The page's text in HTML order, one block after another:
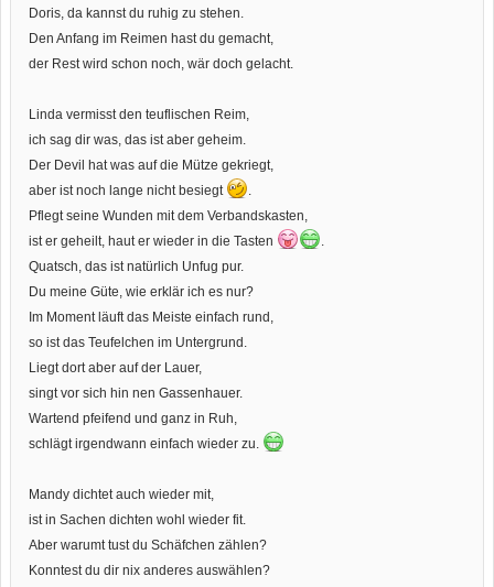
Doris, da kannst du ruhig zu stehen.
Den Anfang im Reimen hast du gemacht,
der Rest wird schon noch, wär doch gelacht.
Linda vermisst den teuflischen Reim,
ich sag dir was, das ist aber geheim.
Der Devil hat was auf die Mütze gekriegt,
aber ist noch lange nicht besiegt
.
Pflegt seine Wunden mit dem Verbandskasten,
ist er geheilt, haut er wieder in die Tasten
.
Quatsch, das ist natürlich Unfug pur.
Du meine Güte, wie erklär ich es nur?
Im Moment läuft das Meiste einfach rund,
so ist das Teufelchen im Untergrund.
Liegt dort aber auf der Lauer,
singt vor sich hin nen Gassenhauer.
Wartend pfeifend und ganz in Ruh,
schlägt irgendwann einfach wieder zu.
Mandy dichtet auch wieder mit,
ist in Sachen dichten wohl wieder fit.
Aber warumt tust du Schäfchen zählen?
Konntest du dir nix anderes auswählen?